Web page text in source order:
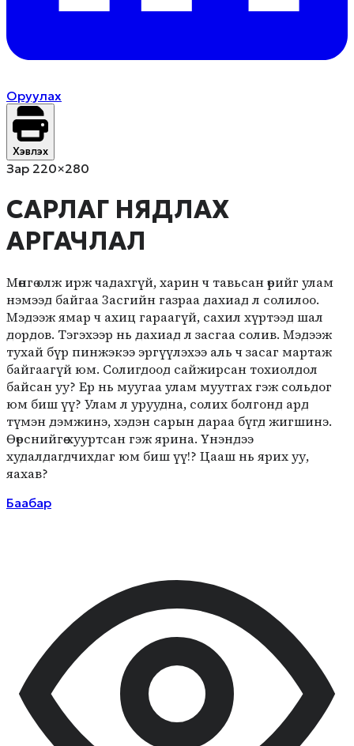
Оруулах
Хэвлэх
Зар 220×280
САРЛАГ НЯДЛАХ
АРГАЧЛАЛ
Мөнгө олж ирж чадахгүй, харин ч тавьсан өрийг улам
нэмээд байгаа Засгийн газраа дахиад л солилоо.
Мэдээж ямар ч ахиц гараагүй, сахил хүртээд шал
дордов. Тэгэхээр нь дахиад л засгаа солив. Мэдээж
тухай бүр пинжэкээ эргүүлэхээ аль ч засаг мартаж
байгаагүй юм. Солигдоод сайжирсан тохиолдол
байсан уу? Ер нь муугаа улам муутгах гэж сольдог
юм биш үү? Улам л уруудна, солих болгонд ард
түмэн дэмжинэ, хэдэн сарын дараа бүгд жигшинэ.
Өөрснийгөө хууртсан гэж ярина. Үнэндээ
худалдагдчихдаг юм биш үү!? Цааш нь ярих уу,
яахав?
Баабар